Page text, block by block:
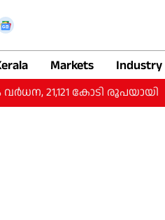
Markets Industry
കോടി രൂപയായി